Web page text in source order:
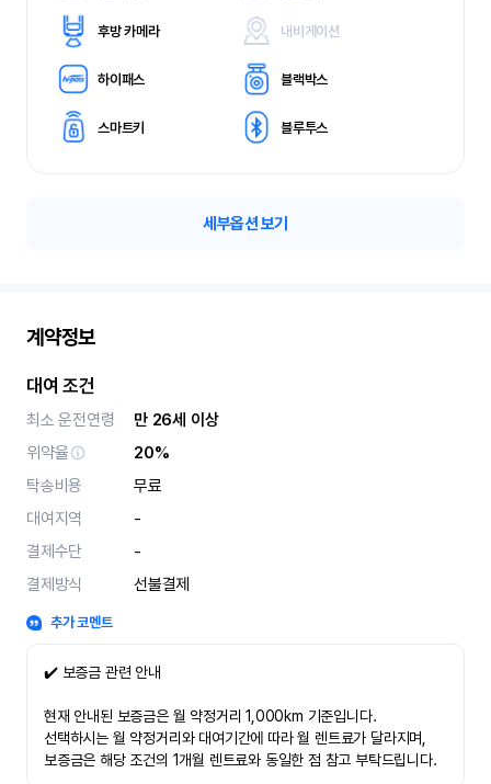
후방 카메라 내비게이션
하이패스 블랙박스
스마트키 블루투스
세부옵션 보기
계약정보
대여 조건
최소 운전연령
만 26세 이상
위약율
20%
탁송비용
무료
대여지역
-
결제수단
-
결제방식
선불결제
추가 코멘트
✔️ 보증금 관련 안내
현재 안내된 보증금은 월 약정거리 1,000km 기준입니다.
선택하시는 월 약정거리와 대여기간에 따라 월 렌트료가 달라지며,
보증금은 해당 조건의 1개월 렌트료와 동일한 점 참고 부탁드립니다.